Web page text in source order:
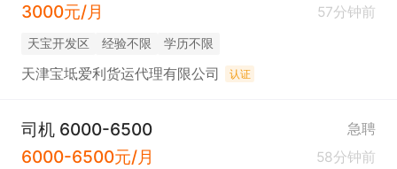
3000元/月 57分钟前
天宝开发区 经验不限 学历不限
天津宝坻爱利货运代理有限公司 认证
司机 6000-6500 急聘
6000-6500元/月 58分钟前